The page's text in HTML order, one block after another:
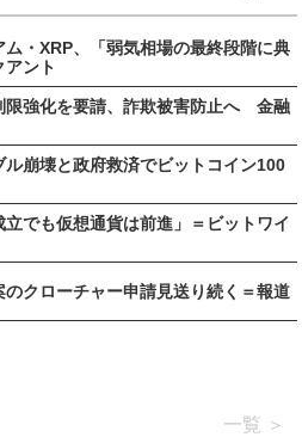
・XRP、「弱気相場の最終段階に典
アント
限強化を要請、詐欺被害防止へ 金融
崩壊と政府救済でビットコイン100
立でも仮想通貨は前進」＝ビットワイ
クローチャー申請見送り続く＝報道
一覧